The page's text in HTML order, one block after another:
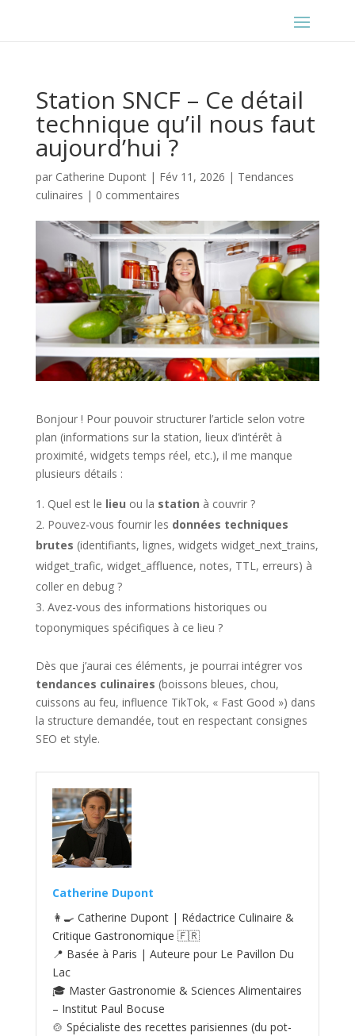
Station SNCF – Ce détail
technique qu’il nous faut
aujourd’hui ?
par Catherine Dupont| Fév 11, 2026 | Tendances
culinaires | 0 commentaires
Bonjour ! Pour pouvoir structurer l’article selon votre
plan (informations sur la station, lieux d’intérêt à
proximité, widgets temps réel, etc.), il me manque
plusieurs détails :
Quel est le lieu ou la station à couvrir ?
Pouvez-vous fournir les données techniques
brutes (identifiants, lignes, widgets widget_next_trains,
widget_trafic, widget_affluence, notes, TTL, erreurs) à
coller en debug ?
Avez-vous des informations historiques ou
toponymiques spécifiques à ce lieu ?
Dès que j’aurai ces éléments, je pourrai intégrer vos
tendances culinaires (boissons bleues, chou,
cuissons au feu, influence TikTok, « Fast Good ») dans
la structure demandée, tout en respectant consignes
SEO et style.
Catherine Dupont
👩‍🍳 Catherine Dupont | Rédactrice Culinaire &
Critique Gastronomique 🇫🇷
📍 Basée à Paris | Auteure pour Le Pavillon Du
Lac
🎓 Master Gastronomie & Sciences Alimentaires
– Institut Paul Bocuse
🍲 Spécialiste des recettes parisiennes (du pot-